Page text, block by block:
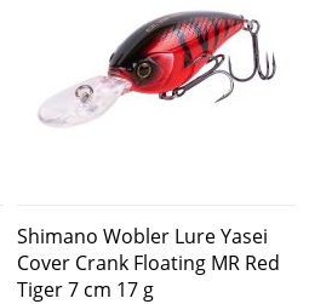
Shimano Wobler Lure Yasei
Cover Crank Floating MR Red
Tiger 7 cm 17 g